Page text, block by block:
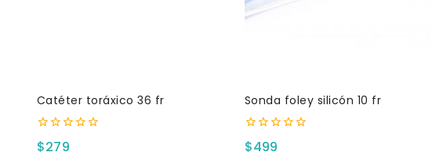
Catéter toráxico 36 fr
0
fuera
$279
Sonda foley silicón 10 fr
0
fuera
$499